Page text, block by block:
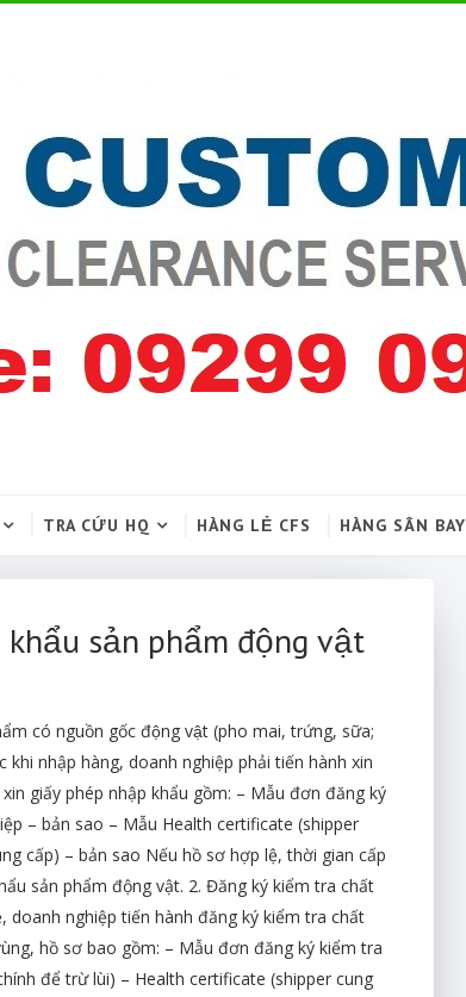
TRA CỨU HQ HÀNG LẺ CFS HÀNG SÂN BAY
sản phẩm động vật
có nguồn gốc động vật (pho mai, trứng, sữa;
nhập hàng, doanh nghiệp phải tiến hành xin
giấy phép nhập khẩu gồm: – Mẫu đơn đăng ký
– bản sao – Mẫu Health certificate (shipper
cấp) – bản sao Nếu hồ sơ hợp lệ, thời gian cấp
sản phẩm động vật. 2. Đăng ký kiểm tra chất
nghiệp tiến hành đăng ký kiểm tra chất
hồ sơ bao gồm: – Mẫu đơn đăng ký kiểm tra
để trừ lùi) – Health certificate (shipper cung